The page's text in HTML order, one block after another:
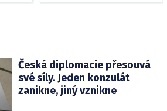
Česká diplomacie přesouvá
své síly. Jeden konzulát
zanikne, jiný vznikne